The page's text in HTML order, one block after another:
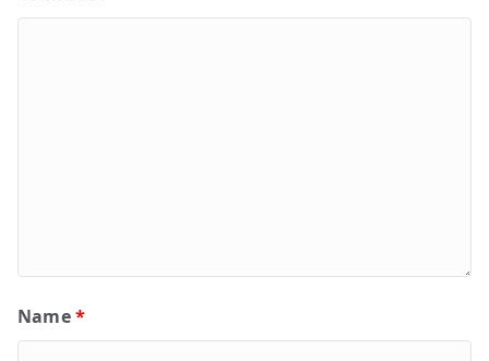
Name*